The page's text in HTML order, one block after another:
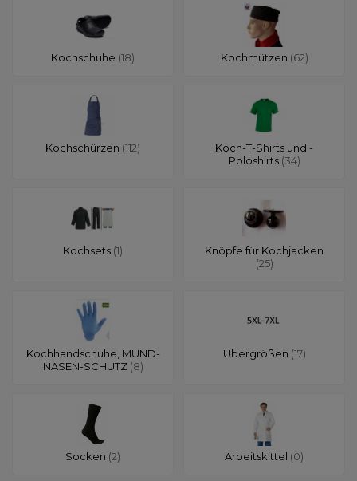
Kochschuhe (18) Kochmützen (62)
Kochschürzen (112)
Koch-T-Shirts und -
Poloshirts (34)
Kochsets (1)
Knöpfe für Kochjacken
(25)
Kochhandschuhe, MUND-
NASEN-SCHUTZ (8)
Übergrößen (17)
Socken (2) Arbeitskittel (0)